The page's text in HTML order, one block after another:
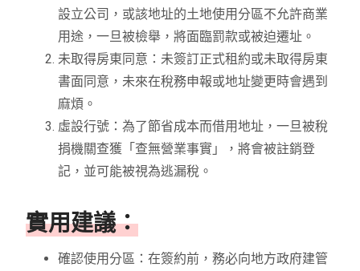
設立公司，或該地址的土地使用分區不允許商業
用途，一旦被檢舉，將面臨罰款或被迫遷址。
未取得房東同意：未簽訂正式租約或未取得房東
書面同意，未來在稅務申報或地址變更時會遇到
麻煩。
虛設行號：為了節省成本而借用地址，一旦被稅
捐機關查獲「查無營業事實」，將會被註銷登
記，並可能被視為逃漏稅。
實用建議：
確認使用分區：在簽約前，務必向地方政府建管